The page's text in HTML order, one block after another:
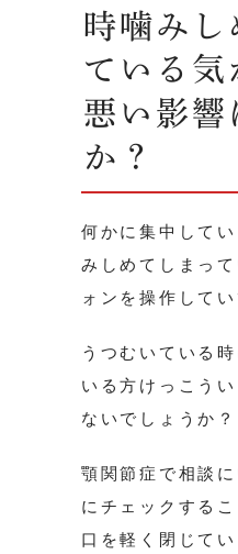
時噛みし
ている気
悪い影響
か？
何かに集中して
みしめてしまっ
ォンを操作してい
うつむいている
いる方けっこう
ないでしょうか？
顎関節症で相談
にチェックする
口を軽く閉じてい